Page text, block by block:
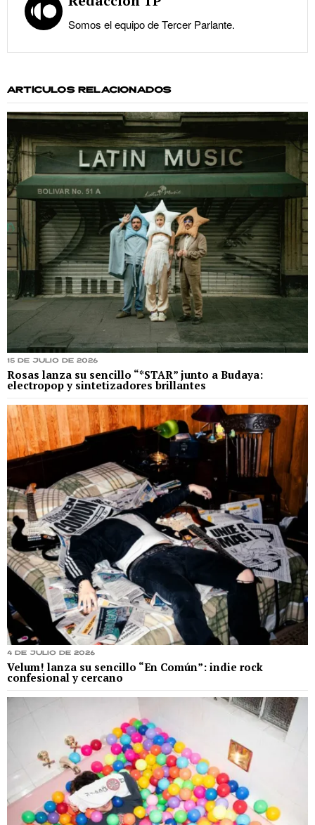
Somos el equipo de Tercer Parlante.
ARTÍCULOS RELACIONADOS
15 de julio de 2026
Rosas lanza su sencillo “*STAR” junto a Budaya:
electropop y sintetizadores brillantes
4 de julio de 2026
Velum! lanza su sencillo “En Común”: indie rock
confesional y cercano